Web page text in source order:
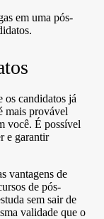
em uma pós-
os candidatos já
mais provável
você. É possível
e garantir
vantagens de
de pós-
sem sair de
validade que o